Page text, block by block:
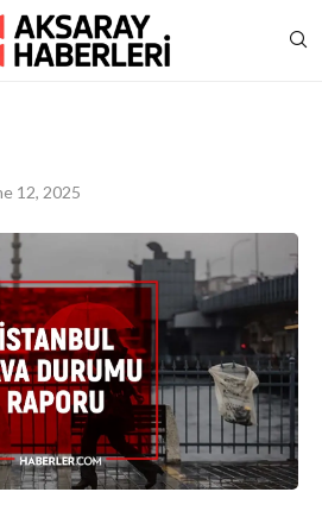
12, 2025